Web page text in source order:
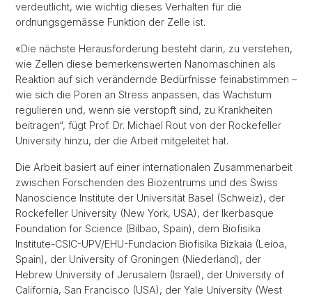
verdeutlicht, wie wichtig dieses Verhalten für die
ordnungsgemässe Funktion der Zelle ist.
«Die nächste Herausforderung besteht darin, zu verstehen,
wie Zellen diese bemerkenswerten Nanomaschinen als
Reaktion auf sich verändernde Bedürfnisse feinabstimmen –
wie sich die Poren an Stress anpassen, das Wachstum
regulieren und, wenn sie verstopft sind, zu Krankheiten
beitragen“, fügt Prof. Dr. Michael Rout von der Rockefeller
University hinzu, der die Arbeit mitgeleitet hat.
Die Arbeit basiert auf einer internationalen Zusammenarbeit
zwischen Forschenden des Biozentrums und des Swiss
Nanoscience Institute der Universität Basel (Schweiz), der
Rockefeller University (New York, USA), der Ikerbasque
Foundation for Science (Bilbao, Spain), dem Biofisika
Institute-CSIC-UPV/EHU-Fundacion Biofisika Bizkaia (Leioa,
Spain), der University of Groningen (Niederland), der
Hebrew University of Jerusalem (Israel), der University of
California, San Francisco (USA), der Yale University (West